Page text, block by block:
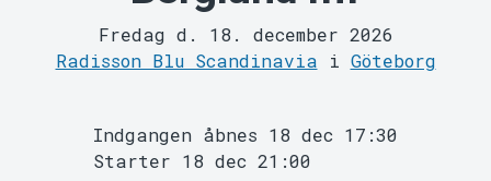
MyTickster
Fredag d. 18. december 2026
Radisson Blu ScandinaviaiGöteborg
Starter 18 dec 21:00